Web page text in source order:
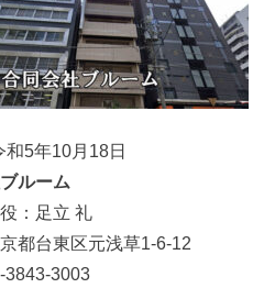
和5年10月18日
ルーム
：足立 礼
都台東区元浅草1-6-12
3843-3003